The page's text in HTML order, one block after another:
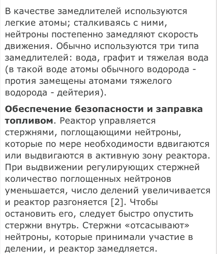
В качестве замедлителей используются
легкие атомы; сталкиваясь с ними,
нейтроны постепенно замедляют скорость
движения. Обычно используются три типа
замедлителей: вода, графит и тяжелая вода
(в такой воде атомы обычного водорода -
протия замещены атомами тяжелого
водорода - дейтерия).
Обеспечение безопасности и заправка
топливом. Реактор управляется
стержнями, поглощающими нейтроны,
которые по мере необходимости вдвигаются
или выдвигаются в активную зону реактора.
При выдвижении регулирующих стержней
количество поглощенных нейтронов
уменьшается, число делений увеличивается
и реактор разгоняется [2]. Чтобы
остановить его, следует быстро опустить
стержни внутрь. Стержни «отсасывают»
нейтроны, которые принимали участие в
делении, и реактор замедляется.